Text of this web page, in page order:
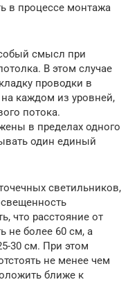
в процессе монтажа
смысл при
В этом случае
проводки в
каждом из уровней,
потока.
в пределах одного
один единый
светильников,
что расстояние от
не более 60 см, а
30 см. При этом
не менее чем
ближе к